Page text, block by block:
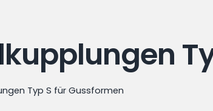
Typ S für Gussformen